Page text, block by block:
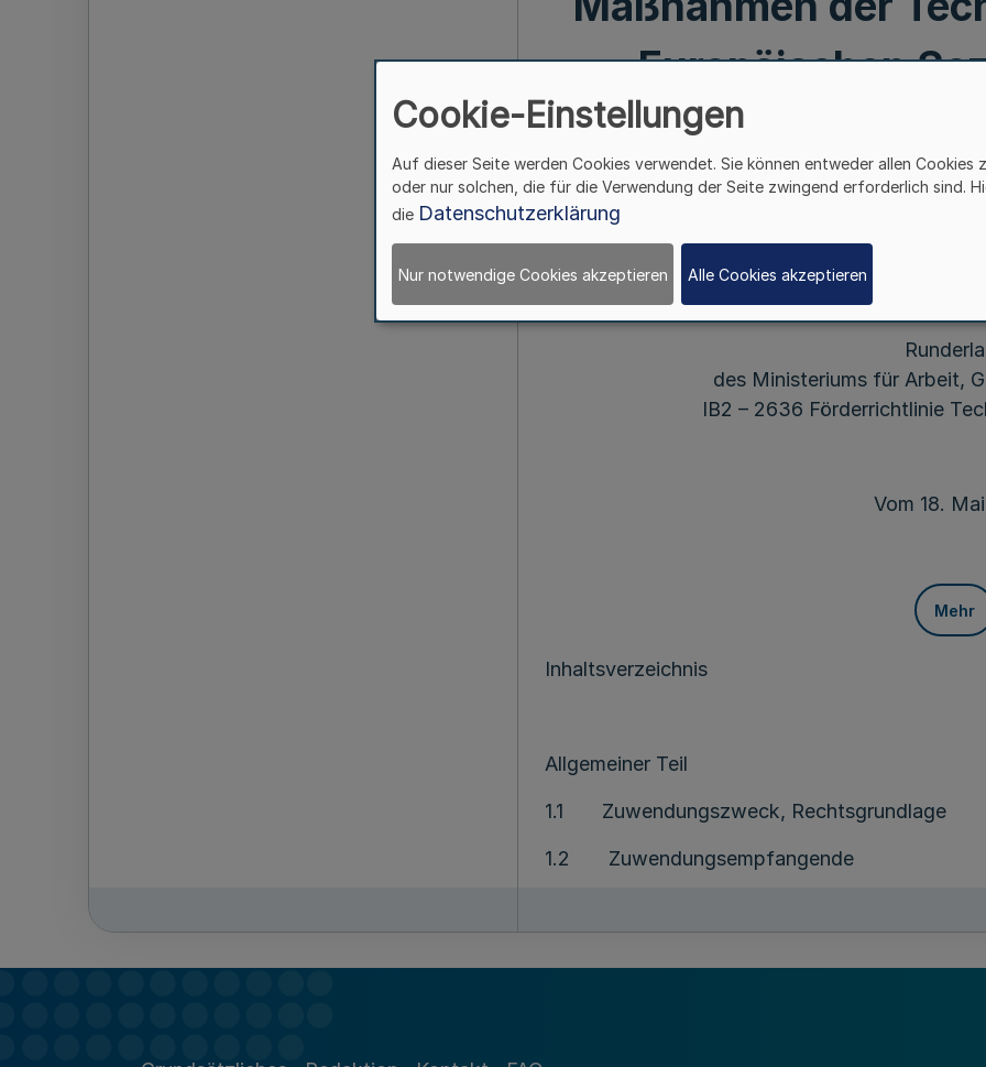
Europäischen
Förderphase
(Förderrichtlinie
des Ministeriums für Arbeit,
IB2 – 2636 Förderrichtlinie
Vom 18.
Mehr
Inhaltsverzeichnis
Allgemeiner Teil
1.1 Zuwendungszweck, Rechtsgrundlage
1.2 Zuwendungsempfangende
Cookie-Einstellungen
Auf dieser Seite werden Cookies verwendet. Sie können entweder allen Cookies
oder nur solchen, die für die Verwendung der Seite zwingend erforderlich sind.
die Datenschutzerklärung
Nur notwendige Cookies akzeptieren Alle Cookies akzeptieren